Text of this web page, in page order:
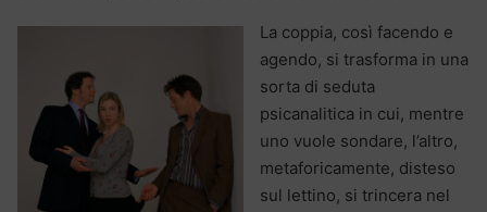
La coppia, così facendo e
agendo, si trasforma in una
sorta di seduta
psicanalitica in cui, mentre
uno vuole sondare, l’altro,
metaforicamente, disteso
sul lettino, si trincera nel